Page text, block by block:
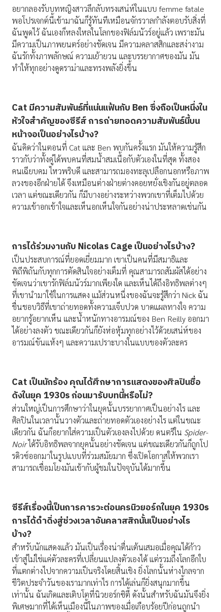
อยากลองรับบทหญิงสาวลึกลับทรงเสน่ห์ในแบบ femme fatale
พอโปรเจกต์นี้เข้ามาฉันก็รู้ทันทีเหมือนจักรวาลกำลังตอบรับสิ่งที่
ฉันพูดไว้ ฉันเองก็หลงใหลในโลกของฟิล์มนัวร์อยู่แล้ว เพราะมัน
มีความเป็นภาพยนตร์อย่างชัดเจน มีความคลาสสิกและสง่างาม
ฉันรักทั้งภาพลักษณ์ ความเย้ายวน และบรรยากาศของมัน มัน
ทำให้ทุกอย่างดูดราม่าและทรงพลังยิ่งขึ้น
Cat มีความสัมพันธ์ที่แน่นแฟ้นกับ Ben ซึ่งถือเป็นหนึ่งใน
หัวใจสำคัญของซีรีส์ การถ่ายทอดความสัมพันธ์นี้บน
หน้าจอเป็นอย่างไรบ้าง?
ฉันคิดว่าในตอนที่ Cat และ Ben พบกันครั้งแรก มันให้ความรู้สึก
ราวกับว่าทั้งคู่ได้พบคนที่สมน้ำสมเนื้อกับตัวเองในที่สุด ทั้งสอง
คนเฉียบคม ไหวพริบดี และสามารถมองทะลุเปลือกนอกหรือภาพ
ลวงของอีกฝ่ายได้ จึงเหมือนต่างฝ่ายต่างคอยหยั่งเชิงกันอยู่ตลอด
เวลา แต่ขณะเดียวกัน ก็มีบางอย่างระหว่างพวกเขาที่เต็มไปด้วย
ความเข้าอกเข้าใจและเห็นอกเห็นใจกันอย่างน่าประหลาดเช่นกัน
การได้ร่วมงานกับ Nicolas Cage เป็นอย่างไรบ้าง?
เป็นประสบการณ์ที่ยอดเยี่ยมมาก เขาเป็นคนที่มีสมาธิและ
พิถีพิถันกับทุกการตัดสินใจอย่างเต็มที่ คุณสามารถสัมผัสได้อย่าง
ชัดเจนว่าเขารักฟิล์มนัวร์มากเพียงใด และเห็นได้ถึงอิทธิพลต่างๆ
ที่เขานำมาใช้ในการแสดง แม้ส่วนหนึ่งของฉันจะรู้สึกว่า Nick ฉัน
ชื่นชอบวิธีที่เขาถ่ายทอดทั้งความเจ็บปวด บาดแผลทางใจ ความ
อยากรู้อยากเห็น และน้ำหนักทางอารมณ์ของ Ben Reilly ออกมา
ได้อย่างลงตัว ขณะเดียวกันก็ยังห่อหุ้มทุกอย่างไว้ด้วยเสน่ห์ของ
อารมณ์ขันแห้งๆ และความเปราะบางในแบบของตัวละคร
Cat เป็นนักร้อง คุณได้ศึกษาการแสดงของศิลปินชื่อ
ดังในยุค 1930s ก่อนมารับบทนี้หรือไม่?
ส่วนใหญ่เป็นการศึกษาว่าในยุคนั้นบรรยากาศเป็นอย่างไร และ
ศิลปินในเวลานั้นวางตัวและถ่ายทอดตัวเองอย่างไร แต่ในขณะ
เดียวกัน ฉันก็อยากใส่ความเป็นตัวเองลงไปด้วย ดนตรีใน Spider-
Noirได้รับอิทธิพลจากยุคนั้นอย่างชัดเจน แต่ขณะเดียวกันก็ถูกโป
รดิวซ์ออกมาในรูปแบบที่ร่วมสมัยมาก ซึ่งเปิดโอกาสให้พวกเรา
สามารถเชื่อมโยงมันเข้ากับผู้ชมในปัจจุบันได้มากขึ้น
ซีรีส์เรื่องนี้เป็นการคารวะต่อนครนิวยอร์กในยุค 1930s
การได้ดำดิ่งสู่ช่วงเวลาอันคลาสสิกนั้นเป็นอย่างไร
บ้าง?
สำหรับนักแสดงแล้ว มันเป็นเรื่องน่าตื่นเต้นเสมอเมื่อคุณได้ก้าว
เข้าสู่ไม่ใช่แค่ตัวละครที่เปลี่ยนแปลงตัวเองได้ แต่รวมถึงโลกอีกใบ
ที่แตกต่างไปจากความเป็นจริงโดยสิ้นเชิง ยิ่งโลกนั้นห่างไกลจาก
ชีวิตประจำวันของเรามากเท่าไร การได้เล่นก็ยิ่งสนุกมากขึ้น
เท่านั้น ฉันเกิดและเติบโตที่นิวยอร์กซิตี้ ดังนั้นสำหรับฉันมันจึงยิ่ง
พิเศษมากที่ได้เห็นเมืองนี้ในภาพของเมื่อเกือบร้อยปีก่อนถูกนำ